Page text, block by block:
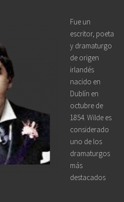
Fue un
escritor, poeta
y dramaturgo
de origen
irlandés
nacido en
Dublín en
octubre de
1854. Wilde es
considerado
uno de los
dramaturgos
más
destacados